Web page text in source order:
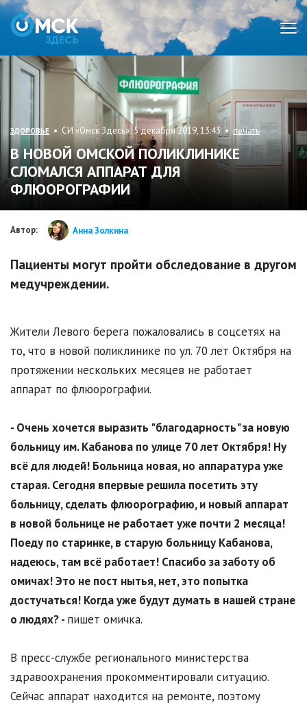
ЗДОРОВЬЕ • СИ «Омск Здесь» 5 декабря 2019, 13:43 • печать
В НОВОЙ ОМСКОЙ ПОЛИКЛИНИКЕ
СЛОМАЛСЯ АППАРАТ ДЛЯ
ФЛЮОРОГРАФИИ
Автор: Анна Золкина
Пациенты могут пройти обследование в другом
медучреждении.
Жители Левого берега пожаловались в соцсетях на
то, что в новой поликлинике по ул. 70 лет Октября на
протяжении нескольких месяцев не работает
аппарат по флюорографии.
- Очень хочется выразить "благодарность" за новую
больницу им. Кабанова по улице 70 лет Октября! Ну
всё для людей! Больница новая, но аппаратура уже
старая. Сегодня впервые решила посетить эту
больницу, сделать флюорографию, и новый аппарат
в новой больнице не работает уже почти 2 месяца!
Поеду по старинке, в старую больницу Кабанова,
надеюсь, там всё работает! Спасибо за заботу об
омичах! Это не пост нытья, нет, это попытка
достучаться! Когда уже будут думать в нашей стране
о людях? - пишет омичка.
В пресс-службе регионального министерства
здравоохранения прокомментировали ситуацию.
Сейчас аппарат находится на ремонте, поэтому